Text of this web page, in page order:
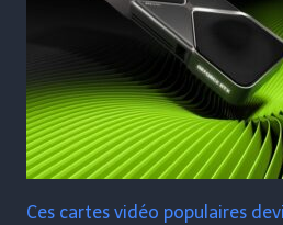
Ces cartes vidéo populaires